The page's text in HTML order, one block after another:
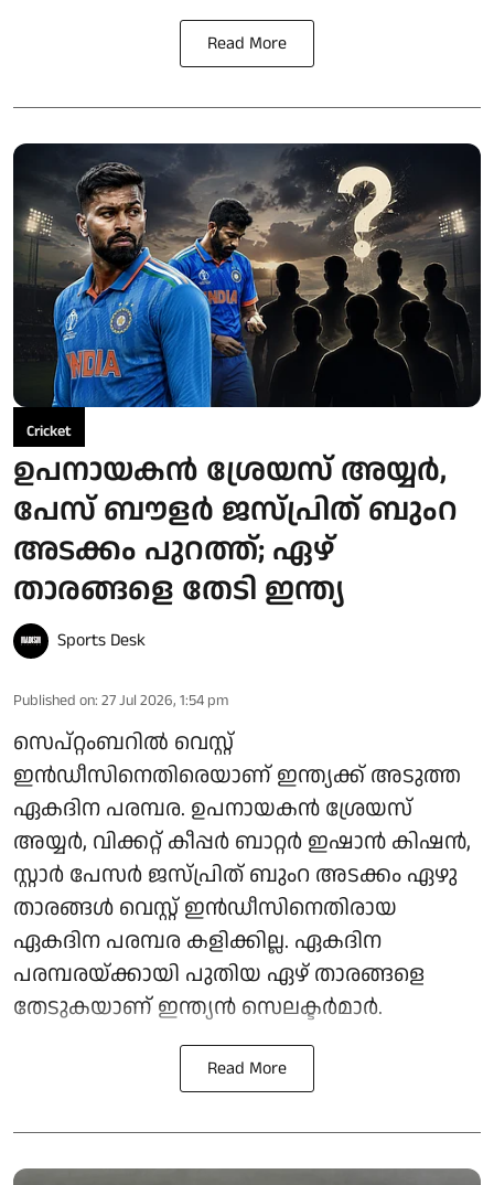
Read More
Cricket
ഉപനായകൻ ശ്രേയസ് അയ്യർ,
പേസ് ബൗളർ ജസ്പ്രിത് ബുംറ
അടക്കം പുറത്ത്; ഏഴ്
താരങ്ങളെ തേടി ഇന്ത്യ
Sports Desk
Published on: 27 Jul 2026, 1:54 pm
സെപ്റ്റംബറിൽ വെസ്റ്റ്
ഇൻഡീസിനെതിരെയാണ് ഇന്ത്യക്ക് അടുത്ത
ഏകദിന പരമ്പര. ഉപനായകൻ ശ്രേയസ്
അയ്യർ, വിക്കറ്റ് കീപ്പർ ബാറ്റർ ഇഷാൻ കിഷൻ,
സ്റ്റാർ പേസർ ജസ്പ്രിത് ബുംറ അടക്കം ഏഴു
താരങ്ങൾ വെസ്റ്റ് ഇൻഡീസിനെതിരായ
ഏകദിന പരമ്പര കളിക്കില്ല. ഏകദിന
പരമ്പരയ്ക്കായി പുതിയ ഏഴ് താരങ്ങളെ
തേടുകയാണ് ഇന്ത്യൻ സെലക്ടർമാർ.
Read More